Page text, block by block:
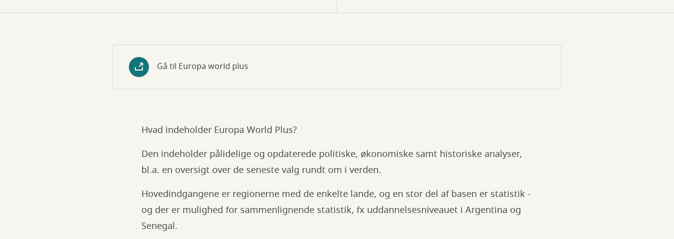
Gå til Europa world plus
Hvad indeholder Europa World Plus?
Den indeholder pålidelige og opdaterede politiske, økonomiske samt historiske analyser,
bl.a. en oversigt over de seneste valg rundt om i verden.
Hovedindgangene er regionerne med de enkelte lande, og en stor del af basen er statistik -
og der er mulighed for sammenlignende statistik, fx uddannelsesniveauet i Argentina og
Senegal.